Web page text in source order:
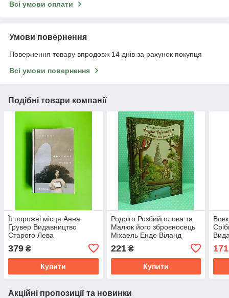
Всі умови оплати
Умови повернення
Повернення товару впродовж 14 днів за рахунок покупця
Всі умови повернення
Подібні товари компанії
Її порожні місця Анна
Грувер Видавництво
Старого Лева
379 ₴
Купити
Родріго Розбийголова та
Малюк його зброєносець
Міхаель Енде Віланд
Старого Лева
221₴
Купити
Акційні пропозиції та новинки